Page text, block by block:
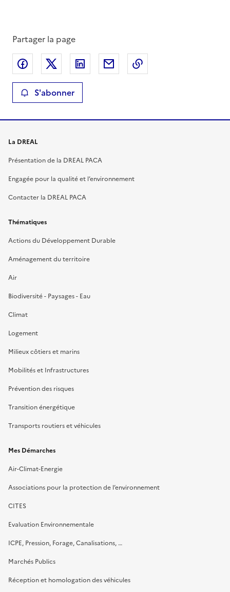
Partager la page
Partager sur Facebook
Partager sur XPartager sur LinkedIn
Partager par email
S'abonner
La DREAL
Présentation de la DREAL PACA
Engagée pour la qualité et l’environnement
Contacter la DREAL PACA
Thématiques
Actions du Développement Durable
Aménagement du territoire
Air
Biodiversité - Paysages - Eau
Climat
Logement
Milieux côtiers et marins
Mobilités et Infrastructures
Prévention des risques
Transition énergétique
Transports routiers et véhicules
Mes Démarches
Air-Climat-Energie
Associations pour la protection de l’environnement
CITES
Evaluation Environnementale
ICPE, Pression, Forage, Canalisations, …
Marchés Publics
Réception et homologation des véhicules